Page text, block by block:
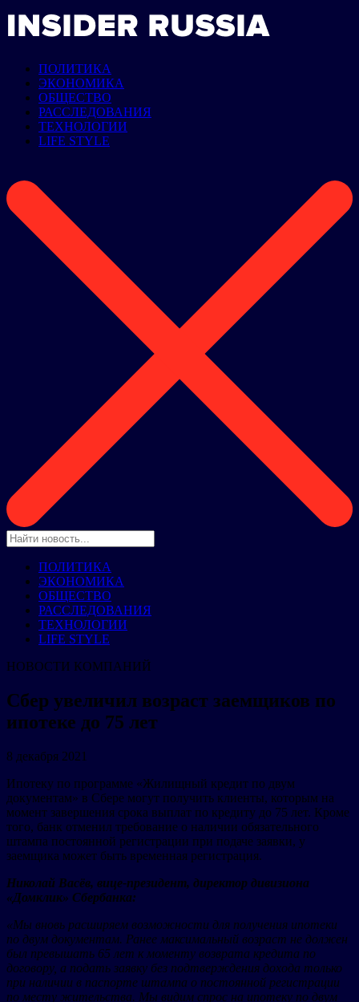
ПОЛИТИКА
ЭКОНОМИКА
ОБЩЕСТВО
РАССЛЕДОВАНИЯ
ТЕХНОЛОГИИ
LIFE STYLE
ПОЛИТИКА
ЭКОНОМИКА
ОБЩЕСТВО
РАССЛЕДОВАНИЯ
ТЕХНОЛОГИИ
LIFE STYLE
НОВОСТИ КОМПАНИЙ
Сбер увеличил возраст заемщиков по
ипотеке до 75 лет
8 декабря 2021
Ипотеку по программе «Жилищный кредит по двум
документам» в Сбере могут получить клиенты, которым на
момент завершения срока выплат по кредиту до 75 лет. Кроме
того, банк отменил требование о наличии обязательного
штампа постоянной регистрации при подаче заявки, у
заемщика может быть временная регистрация.
Николай Васёв, вице-президент, директор дивизиона
«Домклик» Сбербанка:
«Мы вновь расширяем возможности для получения ипотеки
по двум документам. Ранее максимальный возраст не должен
был превышать 65 лет к моменту возврата кредита по
договору, а подать заявку без подтверждения дохода только
при наличии в паспорте штампа о постоянной регистрации
по месту жительства. Мы видим спрос на ипотеку по двум